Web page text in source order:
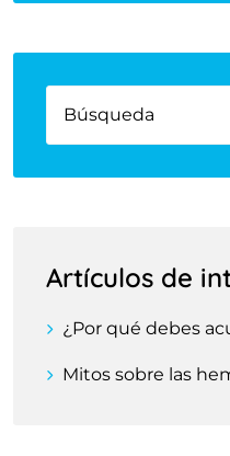
Artículos de
¿Por qué debes
Mitos sobre las